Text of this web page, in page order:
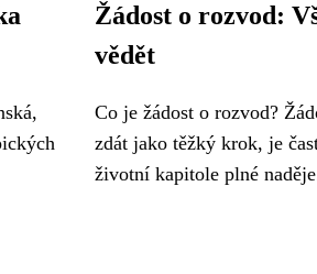
Žádost o rozvod:
vědět
Co je žádost o rozvod?
zdát jako těžký krok, je
životní kapitole plné